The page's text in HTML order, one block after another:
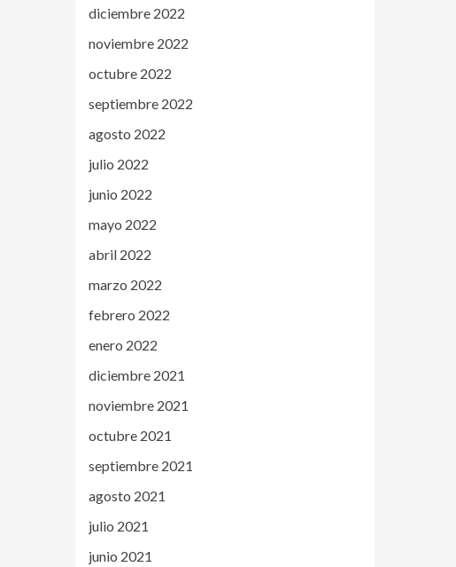
diciembre 2022
noviembre 2022
octubre 2022
septiembre 2022
agosto 2022
julio 2022
junio 2022
mayo 2022
abril 2022
marzo 2022
febrero 2022
enero 2022
diciembre 2021
noviembre 2021
octubre 2021
septiembre 2021
agosto 2021
julio 2021
junio 2021